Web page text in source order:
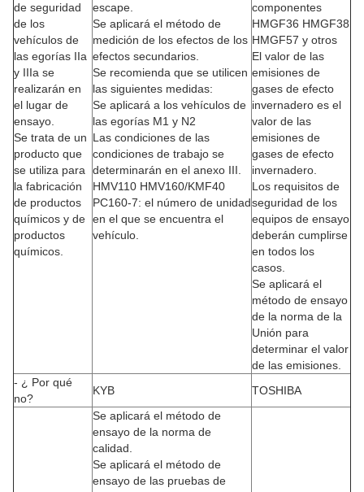
de seguridad
de los
vehículos de
las egorías IIa
y IIIa se
realizarán en
el lugar de
ensayo.
Se trata de un
producto que
se utiliza para
la fabricación
de productos
químicos y de
productos
químicos.
escape.
Se aplicará el método de
medición de los efectos de los
efectos secundarios.
Se recomienda que se utilicen
las siguientes medidas:
Se aplicará a los vehículos de
las egorías M1 y N2
Las condiciones de las
condiciones de trabajo se
determinarán en el anexo III.
HMV110 HMV160/KMF40
PC160-7: el número de unidad
en el que se encuentra el
vehículo.
componentes
HMGF36 HMGF38
HMGF57 y otros
El valor de las
emisiones de
gases de efecto
invernadero es el
valor de las
emisiones de
gases de efecto
invernadero.
Los requisitos de
seguridad de los
equipos de ensayo
deberán cumplirse
en todos los
casos.
Se aplicará el
método de ensayo
de la norma de la
Unión para
determinar el valor
de las emisiones.
- ¿ Por qué
no?
KYB TOSHIBA
Se aplicará el método de
ensayo de la norma de
calidad.
Se aplicará el método de
ensayo de las pruebas de